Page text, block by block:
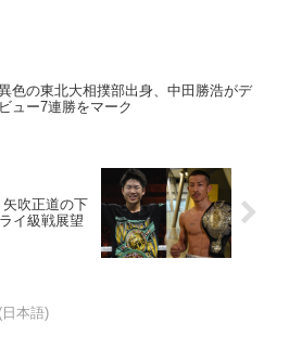
色の東北大相撲部出身、中田勝浩がデ
ビュー7連勝をマーク
吹正道の下
イ級戦展望
本語)